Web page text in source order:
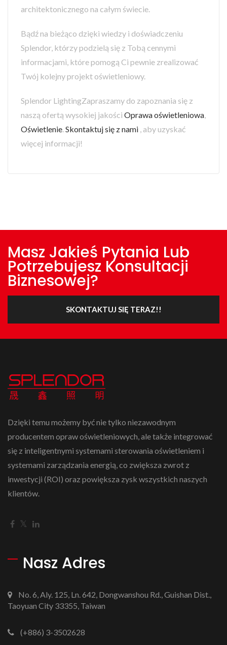
architektonicznego na całym świecie.
Bądź na bieżąco dzięki wiedzy i doświadczeniu
Splendor, którzy podzielą się z Tobą cennymi
informacjami, które pomogą Ci pewnie zrealizować
Twój kolejny projekt oświetleniowy.
Splendor LightingZapraszamy do zapoznania się z
naszą ofertą wysokiej jakości Oprawa oświetleniowa
Oświetlenie Skontaktuj się z nami , aby uzyskać
więcej informacji!
Masz Jakieś Pytania Lub
Potrzebujesz Konsultacji
Biznesowej?
SKONTAKTUJ SIĘ TERAZ!!
Dzięki temu możemy być nie tylko niezawodnym
producentem opraw oświetleniowych, ale także integrować
się z inteligentnymi systemami sterowania oświetleniem i
systemami zarządzania energią, co zwiększa zwrot z
inwestycji (ROI) oraz powiększa zysk wszystkich naszych
klientów.
Nasz Adres
No. 6, Aly. 125, Ln. 642, Dongwanshou Rd., Guishan Dist.,
Taoyuan City 33355, Taiwan
(+886) 3-3502628